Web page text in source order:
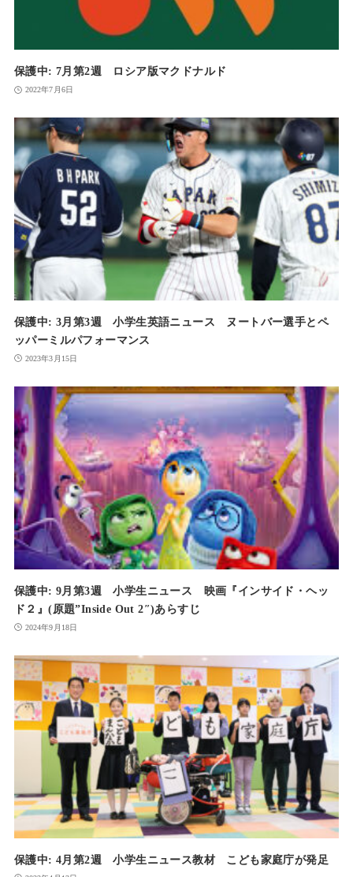
保護中: 7月第2週 ロシア版マクドナルド
2022年7月6日
保護中: 3月第3週 小学生英語ニュース ヌートバー選手とペ
ッパーミルパフォーマンス
2023年3月15日
保護中: 9月第3週 小学生ニュース 映画『インサイド・ヘッ
ド２』(原題”Inside Out 2″)あらすじ
2024年9月18日
保護中: 4月第2週 小学生ニュース教材 こども家庭庁が発足